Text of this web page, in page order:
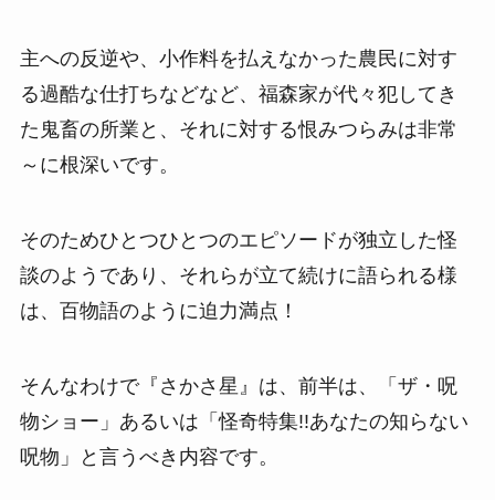
主への反逆や、小作料を払えなかった農民に対す
る過酷な仕打ちなどなど、福森家が代々犯してき
た鬼畜の所業と、それに対する恨みつらみは非常
～に根深いです。
そのためひとつひとつのエピソードが独立した怪
談のようであり、それらが立て続けに語られる様
は、百物語のように迫力満点！
そんなわけで『さかさ星』は、前半は、「ザ・呪
物ショー」あるいは「怪奇特集!!あなたの知らない
呪物」と言うべき内容です。